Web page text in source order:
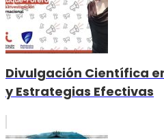
Divulgación Científica
y Estrategias Efectivas